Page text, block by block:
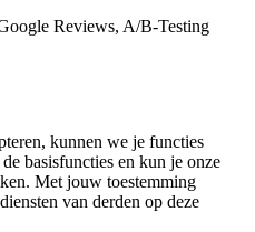
Reviews, A/B-Testing
kunnen we je functies
basisfuncties en kun je onze
Met jouw toestemming
van derden op deze